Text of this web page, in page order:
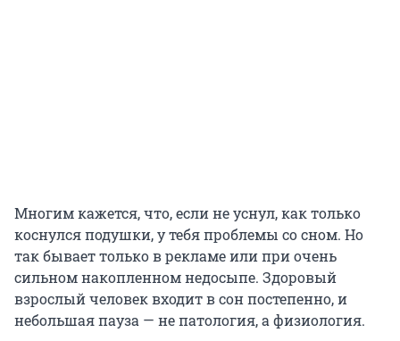
Многим кажется, что, если не уснул, как только
коснулся подушки, у тебя проблемы со сном. Но
так бывает только в рекламе или при очень
сильном накопленном недосыпе. Здоровый
взрослый человек входит в сон постепенно, и
небольшая пауза — не патология, а физиология.